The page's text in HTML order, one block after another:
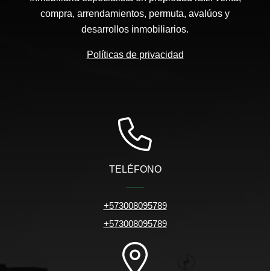
compra, arrendamientos, permuta, avalúos y
desarrollos inmobiliarios.
Políticas de privacidad
TELÉFONO
+573008095789
+573008095789